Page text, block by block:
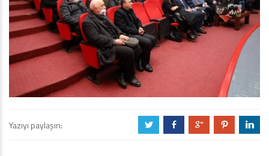
Yazıyı paylaşın: a b c d j